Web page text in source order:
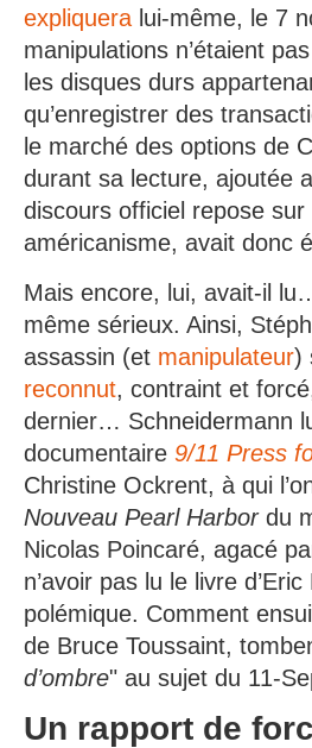
expliquera lui-même, le 7
manipulations n’étaient
les disques durs
qu’enregistrer des
le marché des options de
durant sa lecture, ajoutée
discours officiel repose
américanisme, avait donc
Mais encore, lui, avait-il
même sérieux. Ainsi,
assassin (et manipulateur)
reconnut, contraint et forcé,
dernier… Schneidermann
documentaire 9/11 Press
Christine Ockrent, à qui
Nouveau Pearl Harbordu
Nicolas Poincaré, agacé
n’avoir pas lu le livre
polémique. Comment
de Bruce Toussaint,
d’ombre" au sujet du 11-
Un rapport de